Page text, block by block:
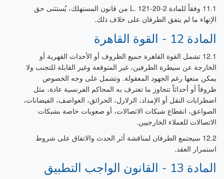
11.1 وفقاً للمادة L. 121-20-2 من قانون المستهلك، يُستثنى حق
الإنهاء ما لم يتفق الطرفان على خلاف ذلك.
المادة 12 - القوة القاهرة
12.1 تشمل القوة القاهرة جميع الظروف أو الأحداث القهرية أو
الخارجة عن سيطرة الطرفين، غير المتوقعة وغير القابلة للتجنب ولا
يمكن منعها رغم الجهود المعقولة. وتشمل على وجه الخصوص
ظروفاً أو أحداثاً تتجاوز ما تعترف به المحاكم الفرنسية عادة، مثل
اضطرابات النقل أو الإمداد، الزلازل، الحرائق، العواصف، الفيضانات،
الصواعق، انقطاع شبكات الاتصالات، أو صعوبات خاصة بشبكات
الاتصالات للعملاء الخارجيين.
12.2 سيجتمع الطرفان لمناقشة أثر الحدث والاتفاق على شروط
استمرار العقد.
المادة 13 - القانون الواجب التطبيق